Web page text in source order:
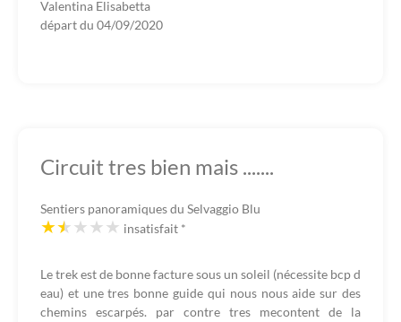
Valentina Elisabetta
départ du 04/09/2020
Circuit tres bien mais .......
Sentiers panoramiques du Selvaggio Blu
insatisfait *
Le trek est de bonne facture sous un soleil (nécessite bcp d
eau) et une tres bonne guide qui nous nous aide sur des
chemins escarpés. par contre tres mecontent de la